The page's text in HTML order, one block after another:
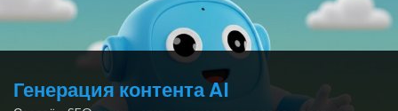
Генерация контента AI